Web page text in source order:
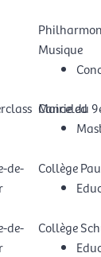
Musique
Mairie du
Canceled
de-
Collège
de-
Collège